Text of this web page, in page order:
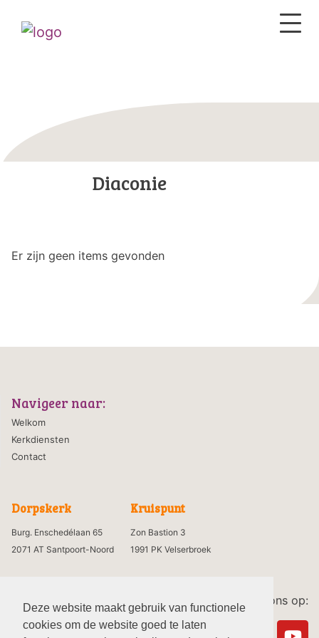
Deze website maakt gebruik van functionele
cookies om de website goed te laten
Diaconie
Er zijn geen items gevonden
Navigeer naar:
Welkom
Kerkdiensten
Contact
Dorpskerk Kruispunt
Burg. Enschedélaan 65
2071 AT Santpoort-Noord
Zon Bastion 3
1991 PK Velserbroek
Volg ons op: